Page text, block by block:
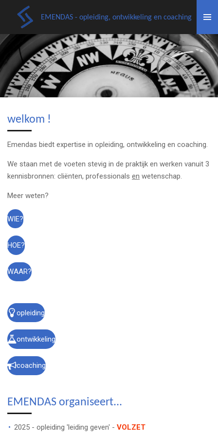
direct
naar
hoofdinhoud
EMENDAS - opleiding, ontwikkeling en coaching
welkom !
Emendas biedt expertise in opleiding, ontwikkeling en coaching.
We staan met de voeten stevig in de praktijk en werken vanuit 3
kennisbronnen: cliënten, professionals en wetenschap.
Meer weten?
WIE?
HOE?
WAAR?
opleiding
ontwikkeling
coaching
EMENDAS organiseert...
2025 - opleiding 'leiding geven' - VOLZET